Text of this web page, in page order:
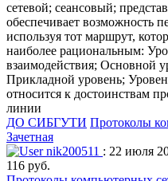
сетевой; сеансовый;
обеспечивает возможность
используя тот маршрут,
наиболее рациональным:
взаимодействия; Основной
Прикладной уровень;
относится к достоинствам
линии
ДО СИБГУТИ Протоколы
Зачетная
nik200511 : 22 июля
116 руб.